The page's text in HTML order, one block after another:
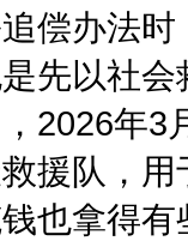
偿办法
先以社
2026年3
援队，
也拿得